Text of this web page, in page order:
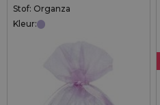
Stof: Organza
Kleur: